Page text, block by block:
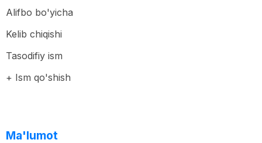
Alifbo bo'yicha
Kelib chiqishi
Tasodifiy ism
+ Ism qo'shish
Ma'lumot